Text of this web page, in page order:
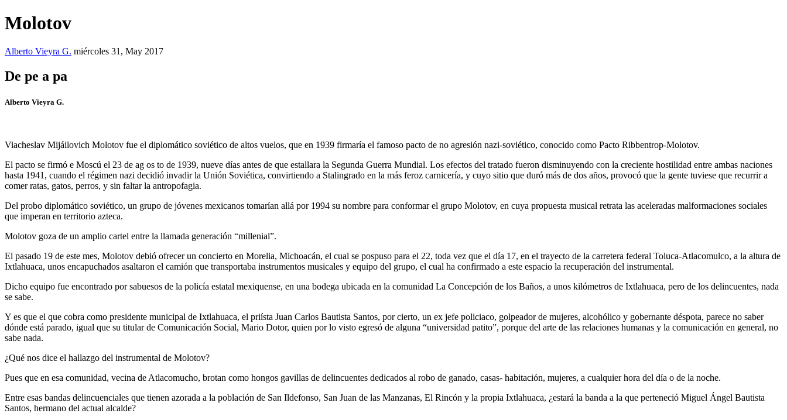
Molotov
Alberto Vieyra G. miércoles 31, May 2017
De pe a pa
Alberto Vieyra G.
Viacheslav Mijáilovich Molotov fue el diplomático soviético de altos vuelos, que en 1939 firmaría el famoso pacto de no agresión nazi-soviético, conocido como Pacto Ribbentrop-Molotov.
El pacto se firmó e Moscú el 23 de ag os to de 1939, nueve días antes de que estallara la Segunda Guerra Mundial. Los efectos del tratado fueron disminuyendo con la creciente hostilidad entre ambas naciones
hasta 1941, cuando el régimen nazi decidió invadir la Unión Soviética, convirtiendo a Stalingrado en la más feroz carnicería, y cuyo sitio que duró más de dos años, provocó que la gente tuviese que recurrir a
comer ratas, gatos, perros, y sin faltar la antropofagia.
Del probo diplomático soviético, un grupo de jóvenes mexicanos tomarían allá por 1994 su nombre para conformar el grupo Molotov, en cuya propuesta musical retrata las aceleradas malformaciones sociales
que imperan en territorio azteca.
Molotov goza de un amplio cartel entre la llamada generación “millenial”.
El pasado 19 de este mes, Molotov debió ofrecer un concierto en Morelia, Michoacán, el cual se pospuso para el 22, toda vez que el día 17, en el trayecto de la carretera federal Toluca-Atlacomulco, a la altura de
Ixtlahuaca, unos encapuchados asaltaron el camión que transportaba instrumentos musicales y equipo del grupo, el cual ha confirmado a este espacio la recuperación del instrumental.
Dicho equipo fue encontrado por sabuesos de la policía estatal mexiquense, en una bodega ubicada en la comunidad La Concepción de los Baños, a unos kilómetros de Ixtlahuaca, pero de los delincuentes, nada
se sabe.
Y es que el que cobra como presidente municipal de Ixtlahuaca, el priísta Juan Carlos Bautista Santos, por cierto, un ex jefe policiaco, golpeador de mujeres, alcohólico y gobernante déspota, parece no saber
dónde está parado, igual que su titular de Comunicación Social, Mario Dotor, quien por lo visto egresó de alguna “universidad patito”, porque del arte de las relaciones humanas y la comunicación en general, no
sabe nada.
¿Qué nos dice el hallazgo del instrumental de Molotov?
Pues que en esa comunidad, vecina de Atlacomucho, brotan como hongos gavillas de delincuentes dedicados al robo de ganado, casas- habitación, mujeres, a cualquier hora del día o de la noche.
Entre esas bandas delincuenciales que tienen azorada a la población de San Ildefonso, San Juan de las Manzanas, El Rincón y la propia Ixtlahuaca, ¿estará la banda a la que perteneció Miguel Ángel Bautista
Santos, hermano del actual alcalde?